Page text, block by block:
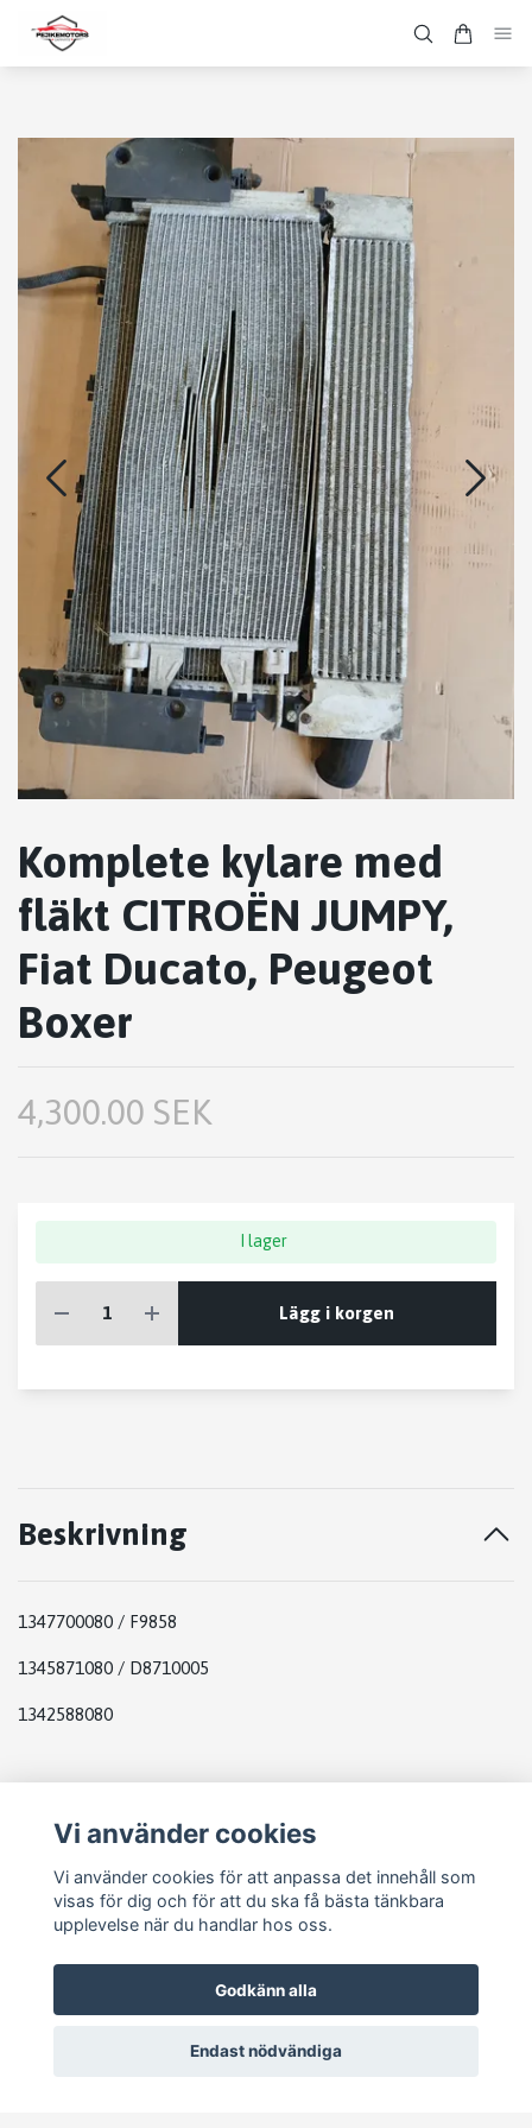
Komplete kylare med
fläkt CITROËN JUMPY,
Fiat Ducato, Peugeot
Boxer
4,300.00 SEK
I lager
Lägg i korgen
Beskrivning
1347700080 / F9858
1345871080 / D8710005
1342588080
Vi använder cookies
Vi använder cookies för att anpassa det innehåll som
visas för dig och för att du ska få bästa tänkbara
upplevelse när du handlar hos oss.
Godkänn alla
Endast nödvändiga